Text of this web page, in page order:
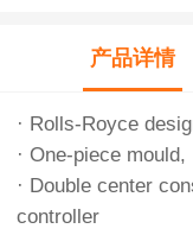
产品详情
· Rolls-Royce
· One-piece
· Double
controller